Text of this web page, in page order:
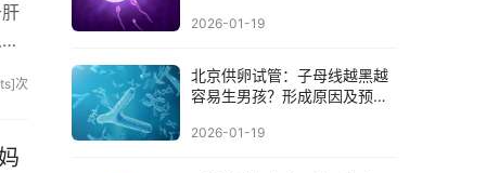
次
2026-01-19
北京供卵试管：子母线越黑越
容易生男孩？形成原因及预防
2026-01-19